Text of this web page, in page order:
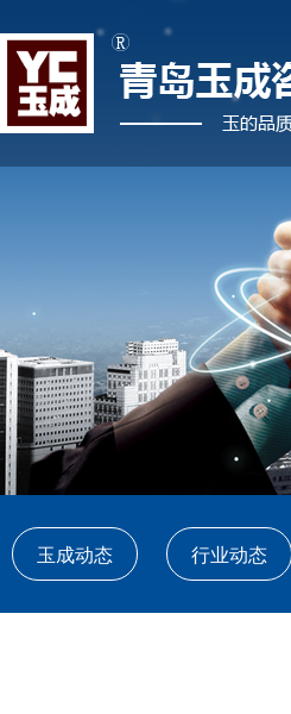
玉成动态 行业动态